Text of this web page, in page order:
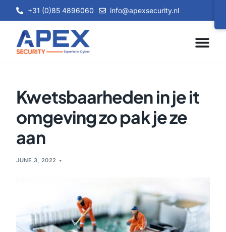
+31 (0)85 4896060 info@apexsecurity.nl
Kwetsbaarheden in je it
omgeving zo pak je ze
aan
JUNE 3, 2022